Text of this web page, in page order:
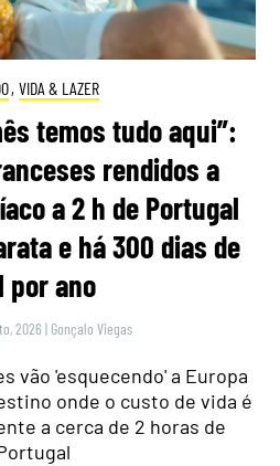
, VIDA & LAZER
temos tudo aqui”:
rendidos a
a 2 h de Portugal
e há 300 dias de
por ano
2026 | Gonçalo Viegas
vão 'esquecendo' a Europa
onde o custo de vida é
a cerca de 2 horas de